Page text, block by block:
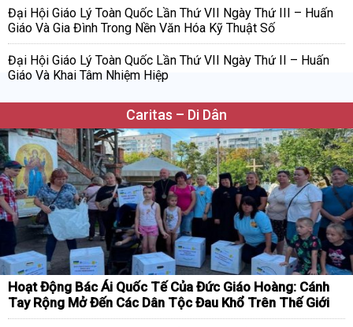
Đại Hội Giáo Lý Toàn Quốc Lần Thứ VII Ngày Thứ III – Huấn
Giáo Và Gia Đình Trong Nền Văn Hóa Kỹ Thuật Số
Đại Hội Giáo Lý Toàn Quốc Lần Thứ VII Ngày Thứ II – Huấn
Giáo Và Khai Tâm Nhiệm Hiệp
Caritas – Di Dân
Hoạt Động Bác Ái Quốc Tế Của Đức Giáo Hoàng: Cánh
Tay Rộng Mở Đến Các Dân Tộc Đau Khổ Trên Thế Giới